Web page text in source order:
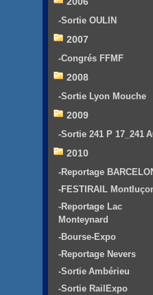
-Sortie OULIN
2007
-Congrés FFMF
2008
-Sortie Lyon Mouche
2009
-Sortie 241 P 17_241
2010
-Reportage
-FESTIRAIL
-Reportage Lac
Monteynard
-Bourse-Expo
-Reportage Nevers
-Sortie Ambérieu
-Sortie RailExpo